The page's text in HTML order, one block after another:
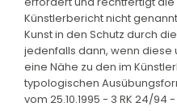
Künstlerbericht nicht
Kunst in den Schutz durch
jedenfalls dann, wenn
eine Nähe zu den im
typologischen
vom 25.10.1995 - 3 RK 24/94